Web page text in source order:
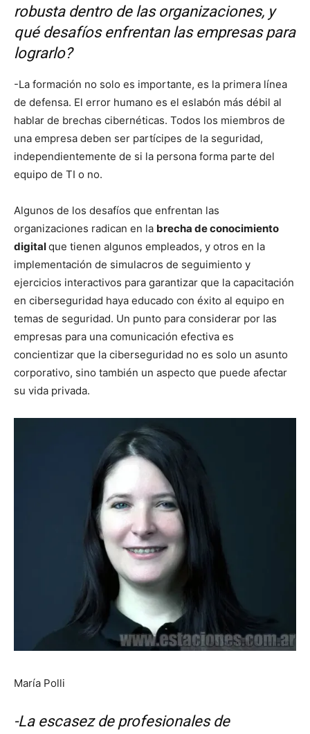
robusta dentro de las organizaciones, y
qué desafíos enfrentan las empresas para
lograrlo?
-La formación no solo es importante, es la primera línea
de defensa. El error humano es el eslabón más débil al
hablar de brechas cibernéticas. Todos los miembros de
una empresa deben ser partícipes de la seguridad,
independientemente de si la persona forma parte del
equipo de TI o no.
Algunos de los desafíos que enfrentan las
organizaciones radican en la brecha de conocimiento
digitalque tienen algunos empleados, y otros en la
implementación de simulacros de seguimiento y
ejercicios interactivos para garantizar que la capacitación
en ciberseguridad haya educado con éxito al equipo en
temas de seguridad. Un punto para considerar por las
empresas para una comunicación efectiva es
concientizar que la ciberseguridad no es solo un asunto
corporativo, sino también un aspecto que puede afectar
su vida privada.
María Polli
-La escasez de profesionales de